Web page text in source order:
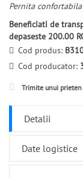
Pernita
Beneficiati de
depaseste 200.00
Cod produs:
Cod producator:
Trimite unui prieten
Detalii
Date logistice